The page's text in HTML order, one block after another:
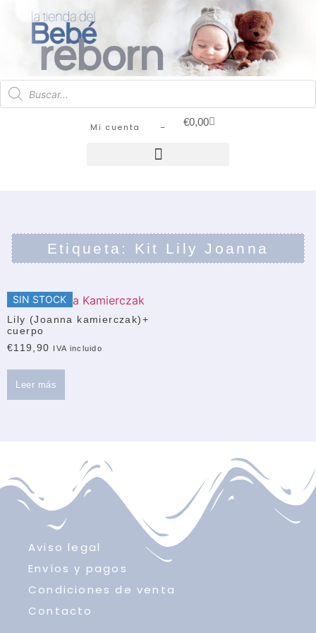
Mi cuenta – €0,00
Etiqueta: Kit Lily Joanna
SIN STOCK
Lily (Joanna kamierczak)+
cuerpo
€119,90 IVA incluido
Leer más
Aviso legal
Envíos y pagos
Condiciones de venta
Contacto